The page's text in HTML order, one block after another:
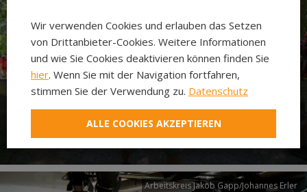
Neuer Pilgerweg Via
Laudato si’
Arbeitskreis Jakob Gapp/Johannes Erler
Wir verwenden Cookies und erlauben das Setzen
von Drittanbieter-Cookies. Weitere Informationen
und wie Sie Cookies deaktivieren können finden Sie
hier. Wenn Sie mit der Navigation fortfahren,
stimmen Sie der Verwendung zu. Datenschutz
ALLE COOKIES AKZEPTIEREN